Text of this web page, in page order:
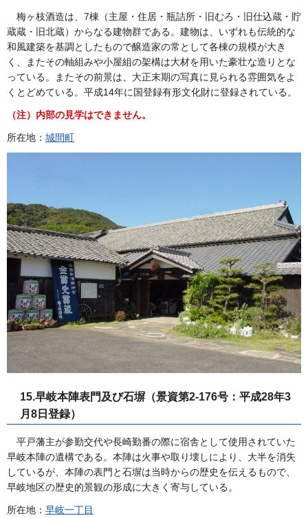
梅ヶ枝酒造は、7棟（主屋・住居・瓶詰所・旧むろ・旧仕込蔵・貯
蔵蔵・旧北蔵）からなる建物群である。建物は、いずれも伝統的な
和風建築を基調としたもので醸造家の常として各棟の規模が大き
く、またその軸組みや小屋組の架構は大材を用いた豪壮な造りとな
っている。またその前景は、大正末期の写真に見られる雰囲気をよ
くとどめている。平成14年に国登録有形文化財に登録されている。
（注）内部の見学はできません。
所在地： 城間町
15.早岐本陣表門及び石塀（景資第2-176号：平成28年3
月8日登録）
平戸藩主が参勤交代や長崎勤番の際に宿舎として使用されていた
早岐本陣の遺構である。本陣は火事や取り壊しにより、大半を消失
しているが、本陣の表門と石塀は当時からの歴史を伝えるもので、
早岐地区の歴史的景観の形成に大きく寄与している。
所在地： 早岐一丁目